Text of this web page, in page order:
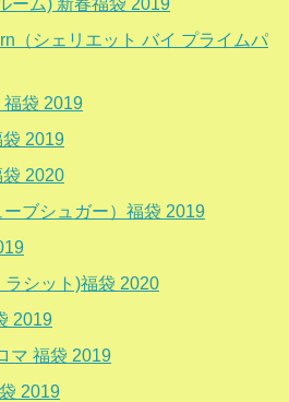
（シェリエット バイ プライムパ
袋 2019
2019
2020
ブシュガー）福袋 2019
ラシット)福袋 2020
2019
マ 福袋 2019
2019